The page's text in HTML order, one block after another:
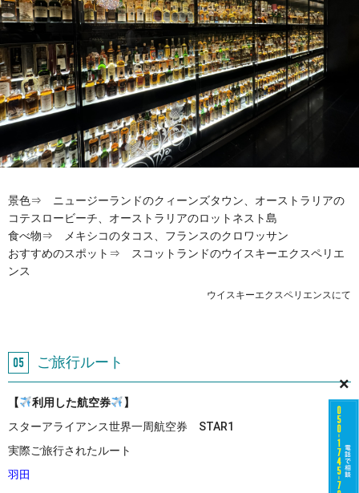
景色⇒ ニュージーランドのクィーンズタウン、オーストラリアの
コテスロービーチ、オーストラリアのロットネスト島
食べ物⇒ メキシコのタコス、フランスのクロワッサン
おすすめのスポット⇒ スコットランドのウイスキーエクスペリエ
ンス
ウイスキーエクスペリエンスにて
ご旅行ルート
【 利用した航空券
】
スターアライアンス世界一周航空券 STAR1
実際ご旅行されたルート
羽田
×